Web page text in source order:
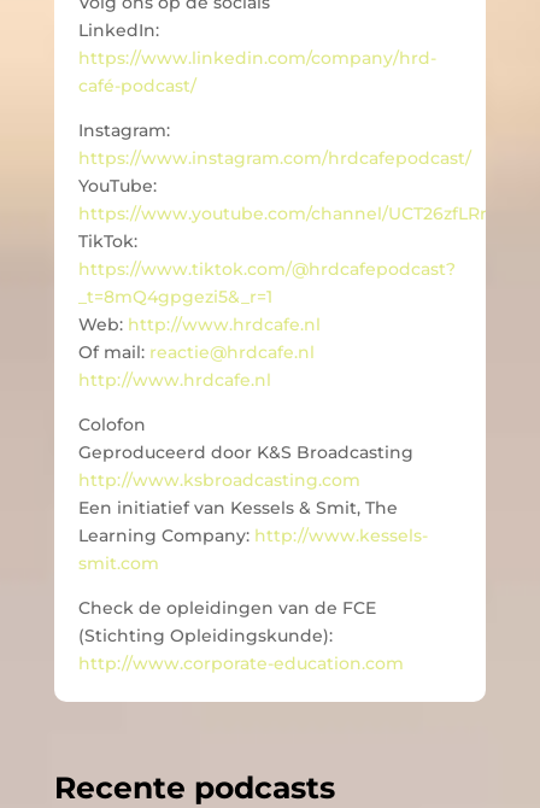
LinkedIn:
https://www.linkedin.com/company/hrd-
café-podcast/
Instagram:
https://www.instagram.com/hrdcafepodcast/
YouTube:
https://www.youtube.com/channel/
TikTok:
https://www.tiktok.com/@hrdcafepodcast?
_t=8mQ4gpgezi5&_r=1
Web: http://www.hrdcafe.nl
Of mail: reactie@hrdcafe.nl
http://www.hrdcafe.nl
Colofon
Geproduceerd door K&S Broadcasting
http://www.ksbroadcasting.com
Een initiatief van Kessels & Smit, The
Learning Company: http://www.kessels-
smit.com
Check de opleidingen van de FCE
(Stichting Opleidingskunde):
http://www.corporate-education.com
Recente podcasts